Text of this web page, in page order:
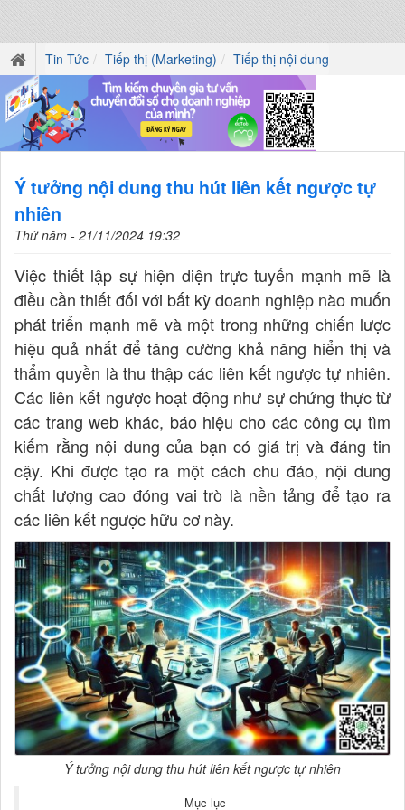
Tin Tức Tiếp thị (Marketing) Tiếp thị nội dung
Ý tưởng nội dung thu hút liên kết ngược tự
nhiên
Thứ năm - 21/11/2024 19:32
Việc thiết lập sự hiện diện trực tuyến mạnh mẽ là
điều cần thiết đối với bất kỳ doanh nghiệp nào muốn
phát triển mạnh mẽ và một trong những chiến lược
hiệu quả nhất để tăng cường khả năng hiển thị và
thẩm quyền là thu thập các liên kết ngược tự nhiên.
Các liên kết ngược hoạt động như sự chứng thực từ
các trang web khác, báo hiệu cho các công cụ tìm
kiếm rằng nội dung của bạn có giá trị và đáng tin
cậy. Khi được tạo ra một cách chu đáo, nội dung
chất lượng cao đóng vai trò là nền tảng để tạo ra
các liên kết ngược hữu cơ này.
Ý tưởng nội dung thu hút liên kết ngược tự nhiên
Mục lục